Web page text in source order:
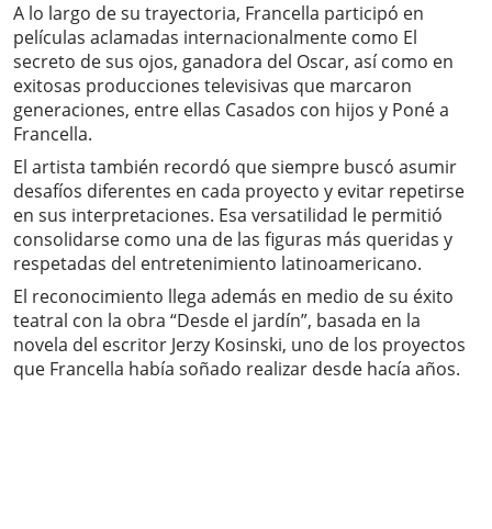
A lo largo de su trayectoria, Francella participó en
películas aclamadas internacionalmente como El
secreto de sus ojos, ganadora del Oscar, así como en
exitosas producciones televisivas que marcaron
generaciones, entre ellas Casados con hijos y Poné a
Francella.
El artista también recordó que siempre buscó asumir
desafíos diferentes en cada proyecto y evitar repetirse
en sus interpretaciones. Esa versatilidad le permitió
consolidarse como una de las figuras más queridas y
respetadas del entretenimiento latinoamericano.
El reconocimiento llega además en medio de su éxito
teatral con la obra “Desde el jardín”, basada en la
novela del escritor Jerzy Kosinski, uno de los proyectos
que Francella había soñado realizar desde hacía años.